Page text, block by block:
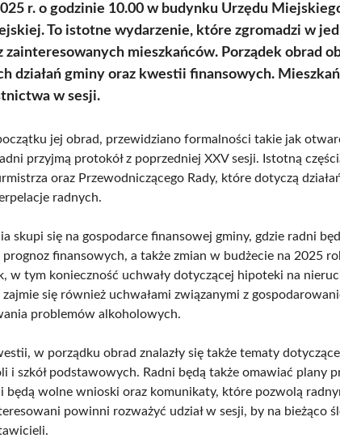
r. o godzinie 10.00 w budynku Urzędu
To istotne wydarzenie, które zgromadzi w
zainteresowanych mieszkańców. Porządek obrad
działań gminy oraz kwestii finansowych.
w sesji.
jej obrad, przewidziano formalności takie jak
przyjmą protokół z poprzedniej XXV sesji. Istotną
oraz Przewodniczącego Rady, które dotyczą
radnych.
skupi się na gospodarce finansowej gminy, gdzie radni
finansowych, a także zmian w budżecie na 2025
w tym konieczność uchwały dotyczącej hipoteki na
zajmie się również uchwałami związanymi z
problemów alkoholowych.
w porządku obrad znalazły się także tematy
i szkół podstawowych. Radni będą także omawiać plany
będą wolne wnioski oraz komunikaty, które pozwolą
powinni rozważyć udział w sesji, by na bieżąco